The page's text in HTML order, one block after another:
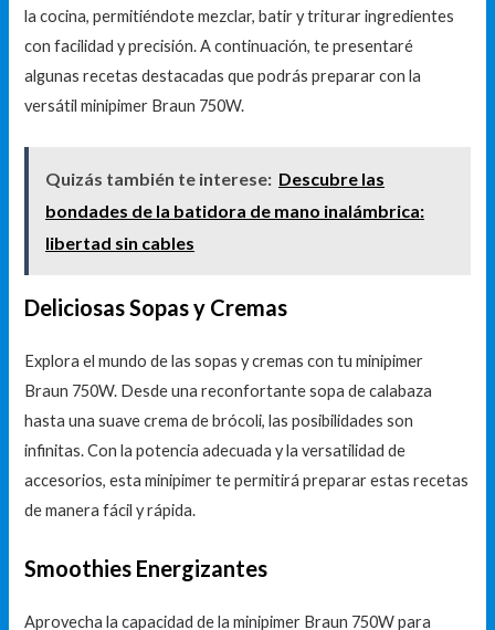
la cocina, permitiéndote mezclar, batir y triturar ingredientes
con facilidad y precisión. A continuación, te presentaré
algunas recetas destacadas que podrás preparar con la
versátil minipimer Braun 750W.
Quizás también te interese: Descubre las
bondades de la batidora de mano inalámbrica:
libertad sin cables
Deliciosas Sopas y Cremas
Explora el mundo de las sopas y cremas con tu minipimer
Braun 750W. Desde una reconfortante sopa de calabaza
hasta una suave crema de brócoli, las posibilidades son
infinitas. Con la potencia adecuada y la versatilidad de
accesorios, esta minipimer te permitirá preparar estas recetas
de manera fácil y rápida.
Smoothies Energizantes
Aprovecha la capacidad de la minipimer Braun 750W para